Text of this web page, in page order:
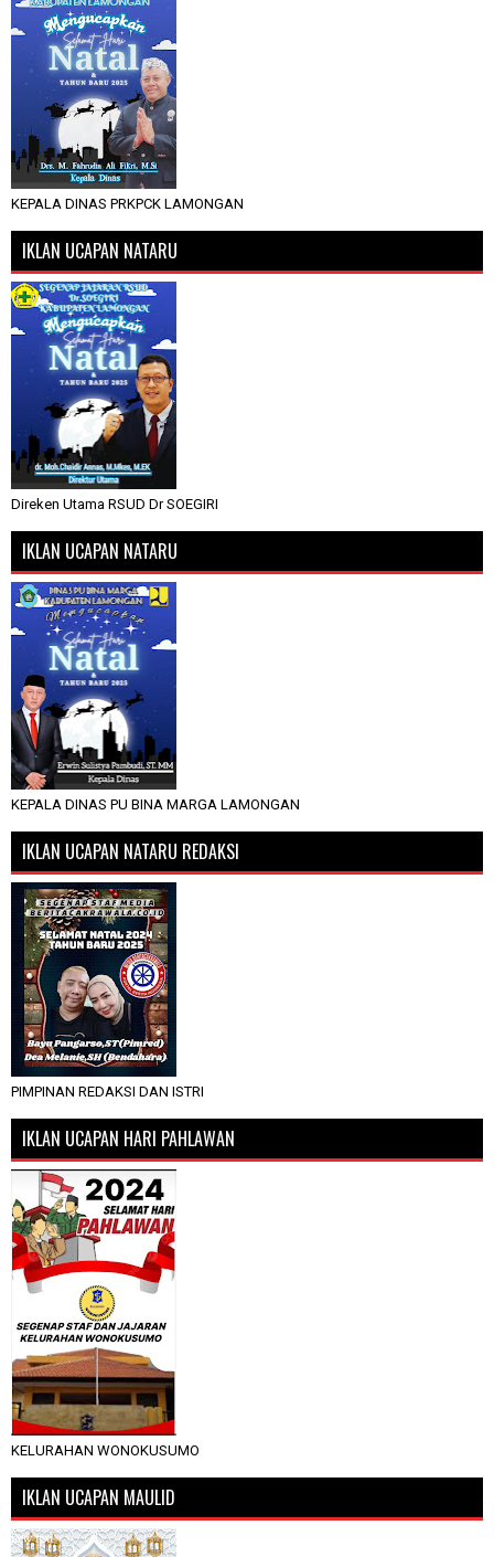
KEPALA DINAS PRKPCK LAMONGAN
IKLAN UCAPAN NATARU
Direken Utama RSUD Dr SOEGIRI
IKLAN UCAPAN NATARU
KEPALA DINAS PU BINA MARGA LAMONGAN
IKLAN UCAPAN NATARU REDAKSI
PIMPINAN REDAKSI DAN ISTRI
IKLAN UCAPAN HARI PAHLAWAN
KELURAHAN WONOKUSUMO
IKLAN UCAPAN MAULID